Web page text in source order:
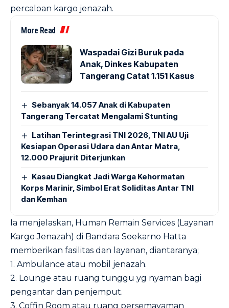
percaloan kargo jenazah.
More Read
Waspadai Gizi Buruk pada
Anak, Dinkes Kabupaten
Tangerang Catat 1.151 Kasus
Sebanyak 14.057 Anak di Kabupaten
Tangerang Tercatat Mengalami Stunting
Latihan Terintegrasi TNI 2026, TNI AU Uji
Kesiapan Operasi Udara dan Antar Matra,
12.000 Prajurit Diterjunkan
Kasau Diangkat Jadi Warga Kehormatan
Korps Marinir, Simbol Erat Soliditas Antar TNI
dan Kemhan
Ia menjelaskan, Human Remain Services (Layanan
Kargo Jenazah) di Bandara Soekarno Hatta
memberikan fasilitas dan layanan, diantaranya;
1. Ambulance atau mobil jenazah.
2. Lounge atau ruang tunggu yg nyaman bagi
pengantar dan penjemput.
3. Coffin Room atau ruang persemayaman